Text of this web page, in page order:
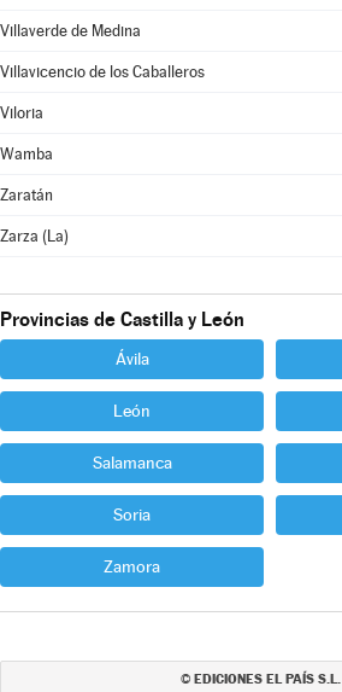
Villaverde de Medina
Villavicencio de los Caballeros
Viloria
Wamba
Zaratán
Zarza (La)
Provincias de Castilla y León
Ávila
León
Salamanca
Soria
Zamora
© EDICIONES EL PAÍS S.L.